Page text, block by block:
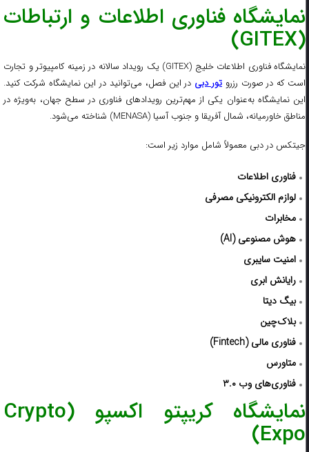
نمایشگاه فناوری اطلاعات و ارتباطات
(GITEX)
نمایشگاه فناوری اطلاعات خلیج (GITEX) یک رویداد سالانه در زمینه کامپیوتر و تجارت
است که در صورت رزرو تور دبیدر این فصل، می‌توانید در این نمایشگاه شرکت کنید.
این نمایشگاه به‌عنوان یکی از مهم‌ترین رویدادهای فناوری در سطح جهان، به‌ویژه در
مناطق خاورمیانه، شمال آفریقا و جنوب آسیا (MENASA) شناخته می‌شود.
جیتکس در دبی معمولاً شامل موارد زیر است:
فناوری اطلاعات
لوازم الکترونیکی مصرفی
مخابرات
هوش مصنوعی (AI)
امنیت سایبری
رایانش ابری
بیگ دیتا
بلاک‌چین
فناوری مالی (Fintech)
متاورس
فناوری‌های وب ۳.۰
نمایشگاه کریپتو اکسپو (Crypto
Expo)